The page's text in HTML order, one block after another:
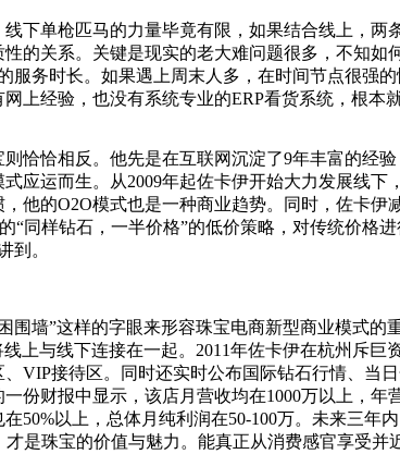
单枪匹马的力量毕竟有限，如果结合线上，两
的关系。关键是现实的老大难问题很多，不知
服务时长。如果遇上周末人多，在时间节点很强
上经验，也没有系统专业的ERP看货系统，根本
恰相反。他先是在互联网沉淀了9年丰富的经
应运而生。从2009年起佐卡伊开始大力发展线
他的O2O模式也是一种商业趋势。同时，佐卡
“同样钻石，一半价格”的低价策略，对传统价格
到。
墙”这样的字眼来形容珠宝电商新型商业模式的
上与线下连接在一起。2011年佐卡伊在杭州斥
VIP接待区。同时还实时公布国际钻石行情、当
份财报中显示，该店月营收均在1000万以上，
50%以上，总体月纯利润在50-100万。未来三年
是珠宝的价值与魅力。能真正从消费感官享受